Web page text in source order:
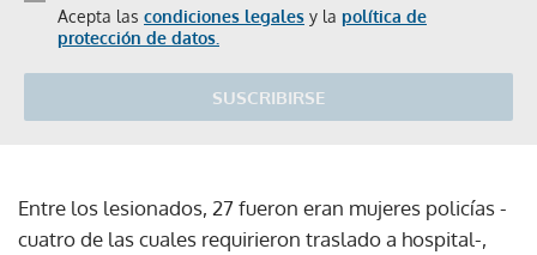
Acepta las condiciones legales y la política de
protección de datos.
SUSCRIBIRSE
Entre los lesionados, 27 fueron eran mujeres policías -
cuatro de las cuales requirieron traslado a hospital-,